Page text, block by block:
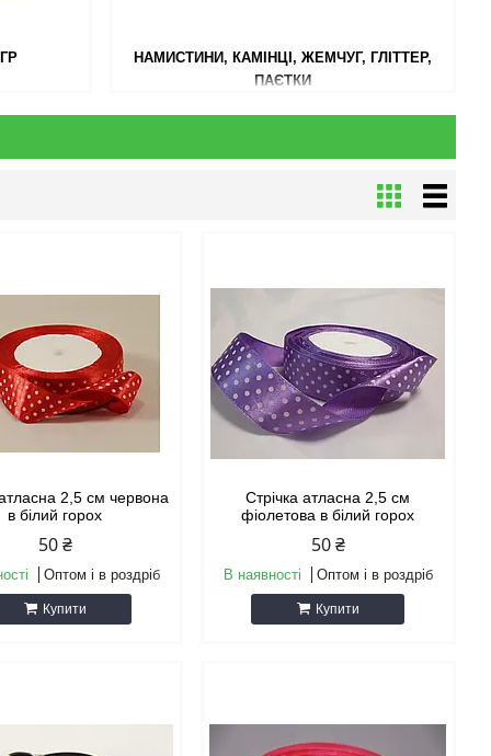
НАМИСТИНИ, КАМІНЦІ, ЖЕМЧУГ, ГЛІТТЕР,
ПАЄТКИ
2,5 см червона
в білий горох
50 ₴
Оптом і в роздріб
Купити
Стрічка атласна 2,5 см
фіолетова в білий горох
50 ₴
В наявності Оптом і в роздріб
Купити